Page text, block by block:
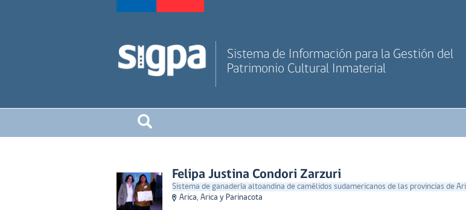
Sistema de Información para la Gestión del
Patrimonio Cultural Inmaterial
Felipa Justina Condori Zarzuri
Sistema de ganadería altoandina de camélidos sudamericanos de las provincias de
Arica, Arica y Parinacota